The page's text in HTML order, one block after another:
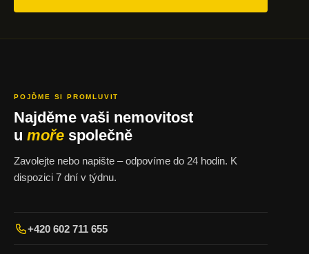
POJĎME SI PROMLUVIT
Najděme vaši nemovitost
u moře společně
Zavolejte nebo napište – odpovíme do 24 hodin. K
dispozici 7 dní v týdnu.
+420 602 711 655